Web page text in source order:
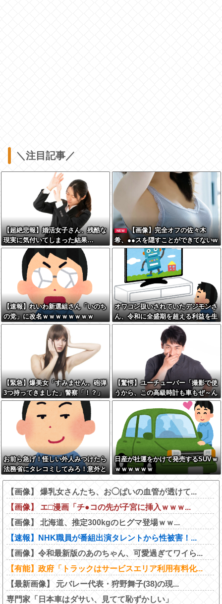
＼注目記事／
【超絶悲報】婚活女子さん、残酷な
現実に気付いてしまった結果…
NEW
【画像】完全オフの佐々木
希、●●スを隠すことができてないw
www
【速報】れいわ新選組さん「いのち
の党」に改名ｗｗｗｗｗｗｗｗ
オワコン扱いされていたデジモンさ
ん、令和に全盛期を超える利益を生
み出していた
【緊急】爆美女「すみません。砲弾
3つ持ってきました」警察「！？」
自衛隊「！？」→結果w w w w w w
【驚愕】ユーチューバー「撮影で使
うから、この高級時計も車もぜ～ん
ぶ経費でタダ！ｗ」←まさかコレ本
気にしてる奴なんておらんよな？よ
な？w w w w w w w w w w w
お前ら急げ！怪しい外人みつけたら
法務省にタレコミしてみろ！意外と
仕事するぞ？
日産が社運をかけて発売するSUVｗ
ｗｗｗｗｗｗ
【画像】 爆乳女さんたち、お◯ぱいの血管が透けて...
【画像】 エ□漫画「チ●コの先が子宮に挿入ｗｗｗ...
【画像】 北海道、推定300kgのヒグマ登場ｗｗ...
【速報】NHK職員が番組出演タレントから性被害！...
【画像】令和最新版のあのちゃん、可愛過ぎてワイら...
【有能】政府「トラックはサービスエリア利用有料化...
【最新画像】 元バレー代表・狩野舞子(38)の現...
専門家「日本車はダサい、見てて恥ずかしい」